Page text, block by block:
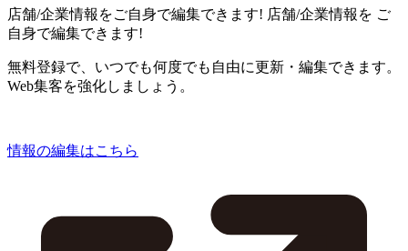
店舗/企業情報をご自身で編集できます! 店舗/企業情報を ご
自身で編集できます!
無料登録で、いつでも何度でも自由に更新・編集できます。
Web集客を強化しましょう。
情報の編集はこちら